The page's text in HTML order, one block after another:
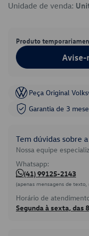
Unidade de venda:
Produto
Avise-
Peça Original
Garantia de 3
Tem dúvidas sobre
Nossa equipe
Whatsapp:
(41) 99125-2143
(apenas mensagens de
Horário de
Segunda à sexta, das